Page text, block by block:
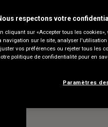
respectons votre
cliquant sur «Accepter tous les
navigation sur le site, analyser
vos préférences ou rejeter tous les
politique de confidentialité pour en
Paramètres